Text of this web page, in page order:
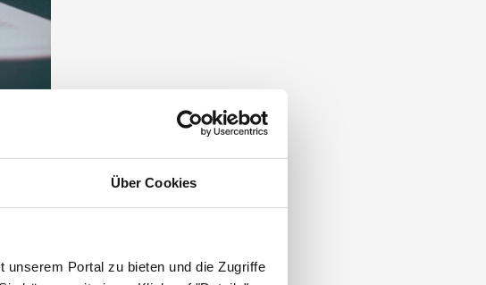
Über Cookies
Portal zu bieten und die Zugriffe